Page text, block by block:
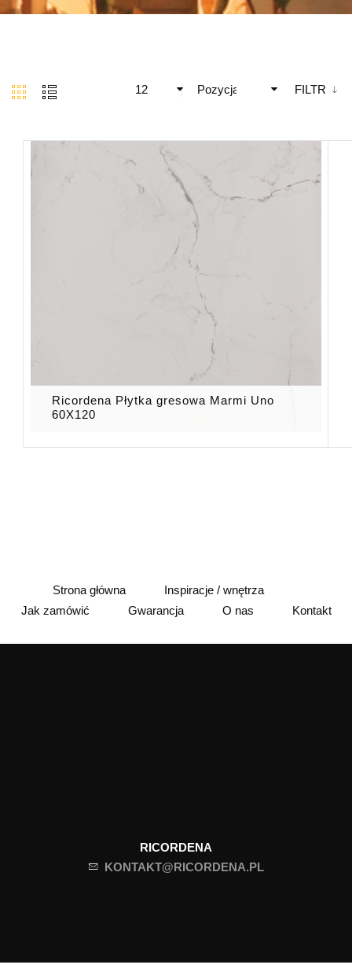
Pozycja FILTR
12
Ricordena Płytka gresowa Marmi Uno
60X120
Strona główna
Inspiracje / wnętrza
Jak zamówić
Gwarancja O nas Kontakt
RICORDENA
KONTAKT@RICORDENA.PL